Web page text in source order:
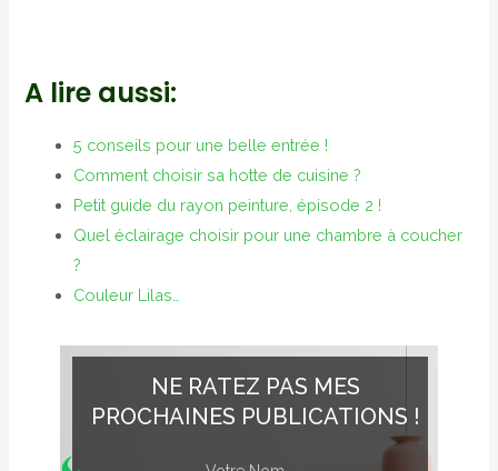
A lire aussi:
5 conseils pour une belle entrée !
Comment choisir sa hotte de cuisine ?
Petit guide du rayon peinture, épisode 2 !
Quel éclairage choisir pour une chambre à coucher
?
Couleur Lilas…
NE RATEZ PAS MES
PROCHAINES PUBLICATIONS !